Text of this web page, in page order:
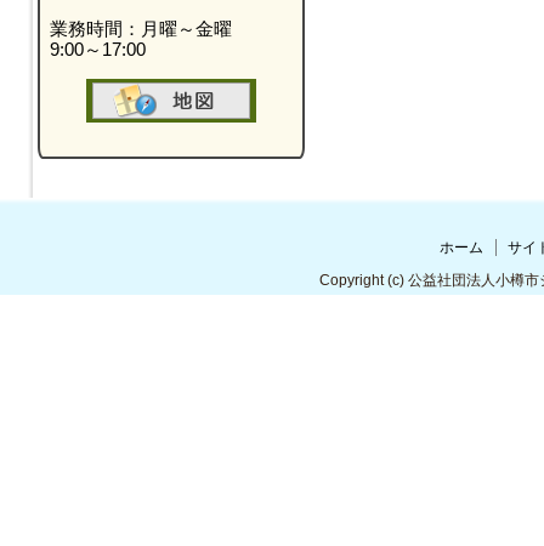
業務時間：月曜～金曜
9:00～17:00
ホーム
サイ
Copyright(c) 公益社団法人小樽市